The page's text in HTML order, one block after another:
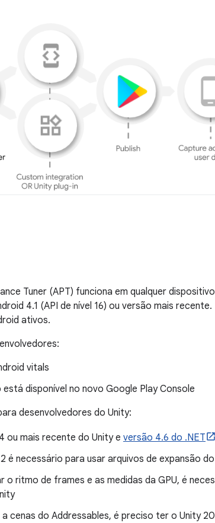
Tuner (APT) funciona em qualquer
4.1 (API de nível 16) ou versão mais
ativos.
vitals
disponível no novo Google Play Console
desenvolvedores do Unity:
ou mais recente do Unity e versão 4.6 do .NET
é necessário para usar arquivos de expansão
o ritmo de frames e as medidas da GPU, é
cenas do Addressables, é preciso ter o Unity